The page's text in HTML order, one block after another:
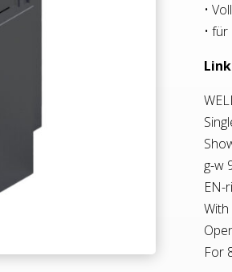
•
•
g-w
EN-
For